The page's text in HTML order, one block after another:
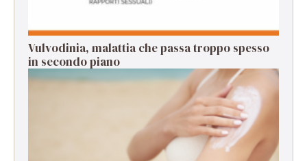
Vulvodinia, malattia che passa troppo spesso
in secondo piano